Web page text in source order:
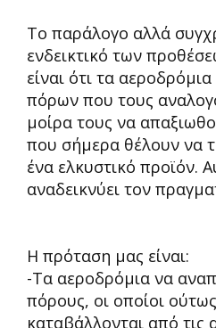
Το παράλογο αλλά
ενδεικτικό των
είναι ότι τα
πόρων που τους
μοίρα τους να
που σήμερα θέλουν να
ένα ελκυστικό προϊόν.
αναδεικνύει τον
Η πρόταση μας είναι:
-Τα αεροδρόμια να
πόρους, οι οποίοι
καταβάλλονται από τις